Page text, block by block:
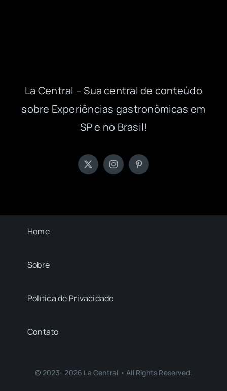
La Central – Sua central de conteúdo
sobre Experiências gastronômicas em
SP e no Brasil!
Home
Sobre
Política de Privacidade
Contato
© 2023- 2026 La Central • All Rights Reserved.